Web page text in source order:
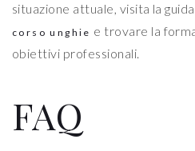
situazione attuale, visita la
corso unghie e trovare la
obiettivi professionali.
FAQ